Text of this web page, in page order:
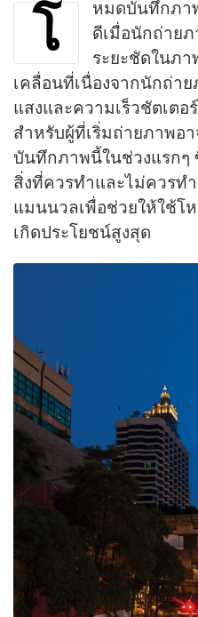
โ
หมดบันทึกภา
ดีเมื่อนักถ่าย
ระยะชัดในภ
เคลื่อนที่เนื่องจากนักถ่า
แสงและความเร็วชัตเตอ
สำหรับผู้ที่เริ่มถ่ายภาพอ
บันทึกภาพนี้ในช่วงแรกๆ
สิ่งที่ควรทำและไม่ควรท
แมนนวลเพื่อช่วยให้ใช้โ
เกิดประโยชน์สูงสุด